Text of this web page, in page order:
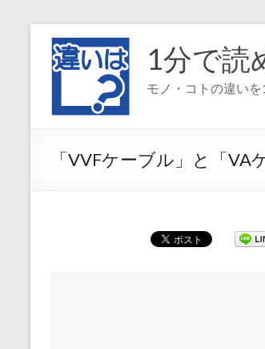
1分で読
モノ・コトの違い
「VVFケーブル」と「VA